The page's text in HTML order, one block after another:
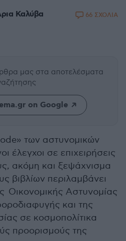
Καλύβα 66 ΣΧΟΛΙΑ
μας στα αποτελέσματα
on Google
των αστυνομικών
έλεγχοι σε επιχειρήσεις
ακόμη και ξεψάχνισμα
βιβλίων περιλαμβάνει
Οικονομικής Αστυνομίας
και της
σε κοσμοπολίτικα
προορισμούς της